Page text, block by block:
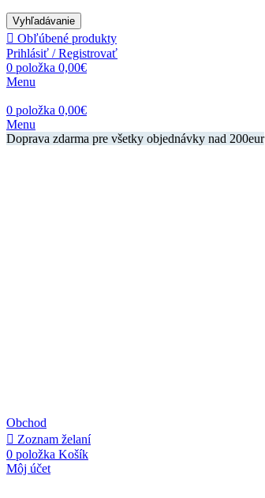
Vyhľadávanie
Obľúbené produkty
Prihlásiť / Registrovať
0 položka 0,00€
Menu
0 položka 0,00€
Menu
Doprava zdarma pre všetky objednávky nad 200eur
Obchod
Zoznam želaní
0 položka Košík
Môj účet